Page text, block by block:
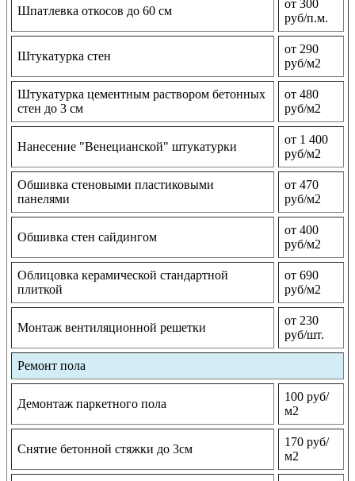
Шпатлевка откосов до 60 см
от 300
руб/п.м.
Штукатурка стен
от 290
руб/м2
Штукатурка цементным раствором бетонных
стен до 3 см
от 480
руб/м2
Нанесение "Венецианской" штукатурки
от 1 400
руб/м2
Обшивка стеновыми пластиковыми
панелями
от 470
руб/м2
Обшивка стен сайдингом
от 400
руб/м2
Облицовка керамической стандартной
плиткой
от 690
руб/м2
Монтаж вентиляционной решетки
от 230
руб/шт.
Ремонт пола
Демонтаж паркетного пола
100 руб/
м2
Снятие бетонной стяжки до 3см
170 руб/
м2